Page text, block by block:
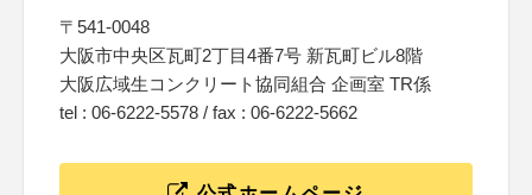
〒541-0048
大阪市中央区瓦町2丁目4番7号 新瓦町ビル8階
大阪広域生コンクリート協同組合 企画室 TR係
tel : 06-6222-5578 / fax : 06-6222-5662